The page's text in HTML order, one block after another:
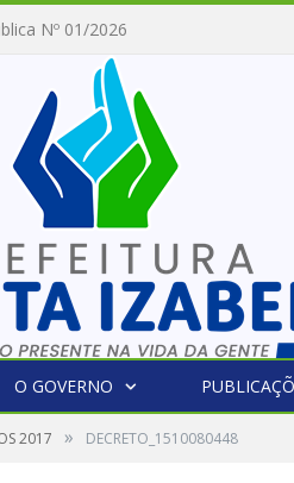
O GOVERNO
2017 » DECRETO_1510080448